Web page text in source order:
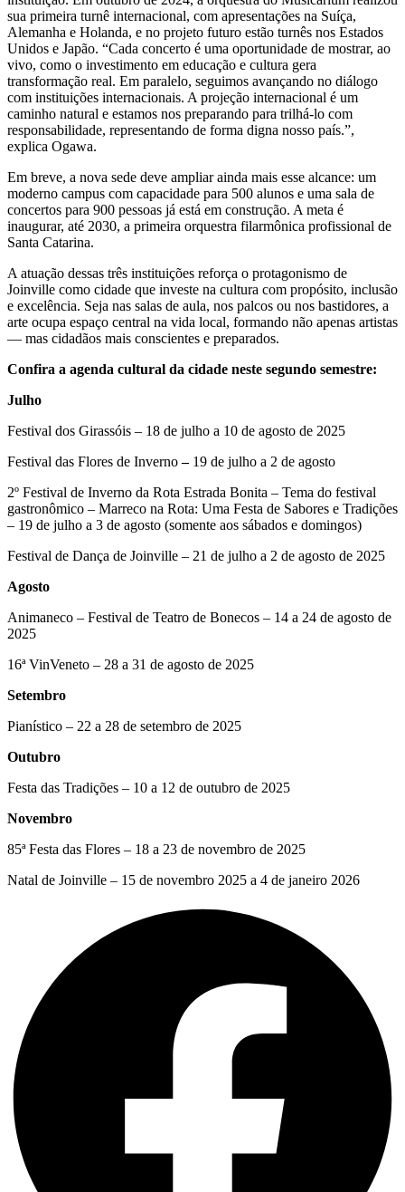
sua primeira turnê internacional, com apresentações na Suíça,
Alemanha e Holanda, e no projeto futuro estão turnês nos Estados
Unidos e Japão. “Cada concerto é uma oportunidade de mostrar, ao
vivo, como o investimento em educação e cultura gera
transformação real. Em paralelo, seguimos avançando no diálogo
com instituições internacionais. A projeção internacional é um
caminho natural e estamos nos preparando para trilhá-lo com
responsabilidade, representando de forma digna nosso país.”,
explica Ogawa.
Em breve, a nova sede deve ampliar ainda mais esse alcance: um
moderno campus com capacidade para 500 alunos e uma sala de
concertos para 900 pessoas já está em construção. A meta é
inaugurar, até 2030, a primeira orquestra filarmônica profissional de
Santa Catarina.
A atuação dessas três instituições reforça o protagonismo de
Joinville como cidade que investe na cultura com propósito, inclusão
e excelência. Seja nas salas de aula, nos palcos ou nos bastidores, a
arte ocupa espaço central na vida local, formando não apenas artistas
— mas cidadãos mais conscientes e preparados.
Confira a agenda cultural da cidade neste segundo semestre:
Julho
Festival dos Girassóis – 18 de julho a 10 de agosto de 2025
Festival das Flores de Inverno– 19 de julho a 2 de agosto
2º Festival de Inverno da Rota Estrada Bonita – Tema do festival
gastronômico – Marreco na Rota: Uma Festa de Sabores e Tradições
– 19 de julho a 3 de agosto (somente aos sábados e domingos)
Festival de Dança de Joinville – 21 de julho a 2 de agosto de 2025
Agosto
Animaneco – Festival de Teatro de Bonecos – 14 a 24 de agosto de
2025
16ª VinVeneto – 28 a 31 de agosto de 2025
Setembro
Pianístico – 22 a 28 de setembro de 2025
Outubro
Festa das Tradições – 10 a 12 de outubro de 2025
Novembro
85ª Festa das Flores – 18 a 23 de novembro de 2025
Natal de Joinville – 15 de novembro 2025 a 4 de janeiro 2026